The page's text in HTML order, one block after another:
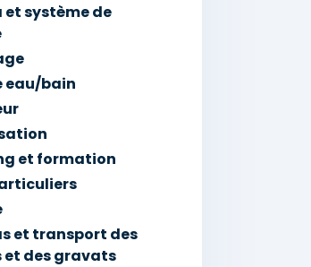
et système de
eau/bain
et formation
et transport des
et des gravats